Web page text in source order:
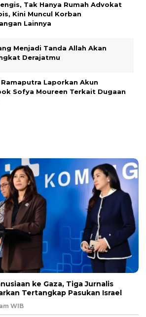
Tak Hanya Rumah Advokat
Kini Muncul Korban
Lainnya
Menjadi Tanda Allah Akan
Derajatmu
Laporkan Akun
Sofya Moureen Terkait Dugaan
ke Gaza, Tiga Jurnalis
Tertangkap Pasukan Israel
WIB